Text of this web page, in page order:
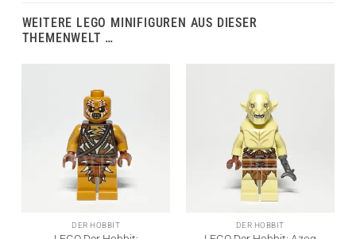
WEITERE LEGO MINIFIGUREN AUS DIESER
THEMENWELT …
DER HOBBIT DER HOBBIT